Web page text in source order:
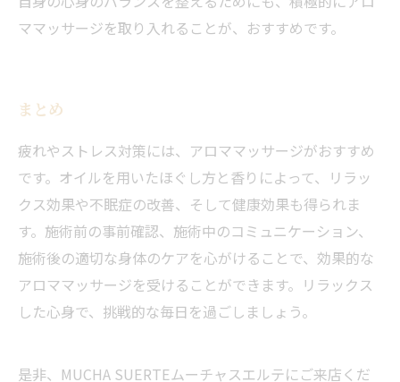
ママッサージを取り入れることが、おすすめです。
まとめ
疲れやストレス対策には、アロママッサージがおすすめ
です。オイルを用いたほぐし方と香りによって、リラッ
クス効果や不眠症の改善、そして健康効果も得られま
す。施術前の事前確認、施術中のコミュニケーション、
施術後の適切な身体のケアを心がけることで、効果的な
アロママッサージを受けることができます。リラックス
した心身で、挑戦的な毎日を過ごしましょう。
是非、MUCHA SUERTEムーチャスエルテにご来店くだ